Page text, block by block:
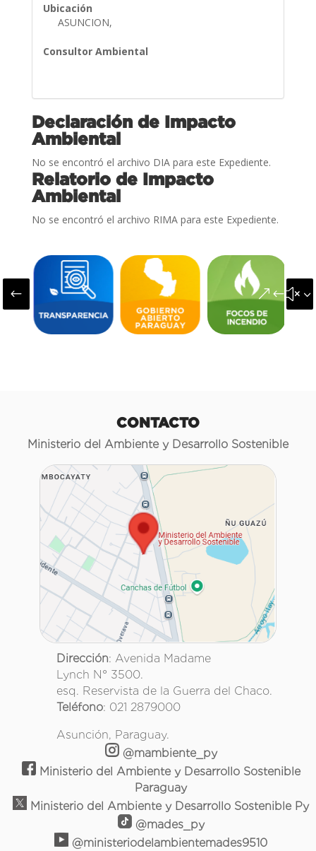
Ubicación
ASUNCION,
Consultor Ambiental
Declaración de Impacto
Ambiental
No se encontró el archivo DIA para este Expediente.
Relatorio de Impacto
Ambiental
No se encontró el archivo RIMA para este Expediente.
#
CONTACTO
Ministerio del Ambiente y Desarrollo Sostenible
Dirección: Avenida Madame
Lynch N° 3500.
esq. Reservista de la Guerra del Chaco.
Teléfono: 021 2879000
Asunción, Paraguay.
@mambiente_py
Ministerio del Ambiente y Desarrollo Sostenible
Paraguay
Ministerio del Ambiente y Desarrollo Sostenible Py
@mades_py
@ministeriodelambientemades9510